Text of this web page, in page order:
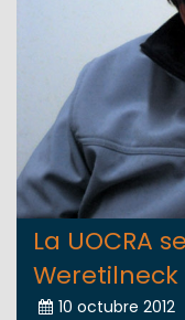
La UOCRA
10 octubre 2012